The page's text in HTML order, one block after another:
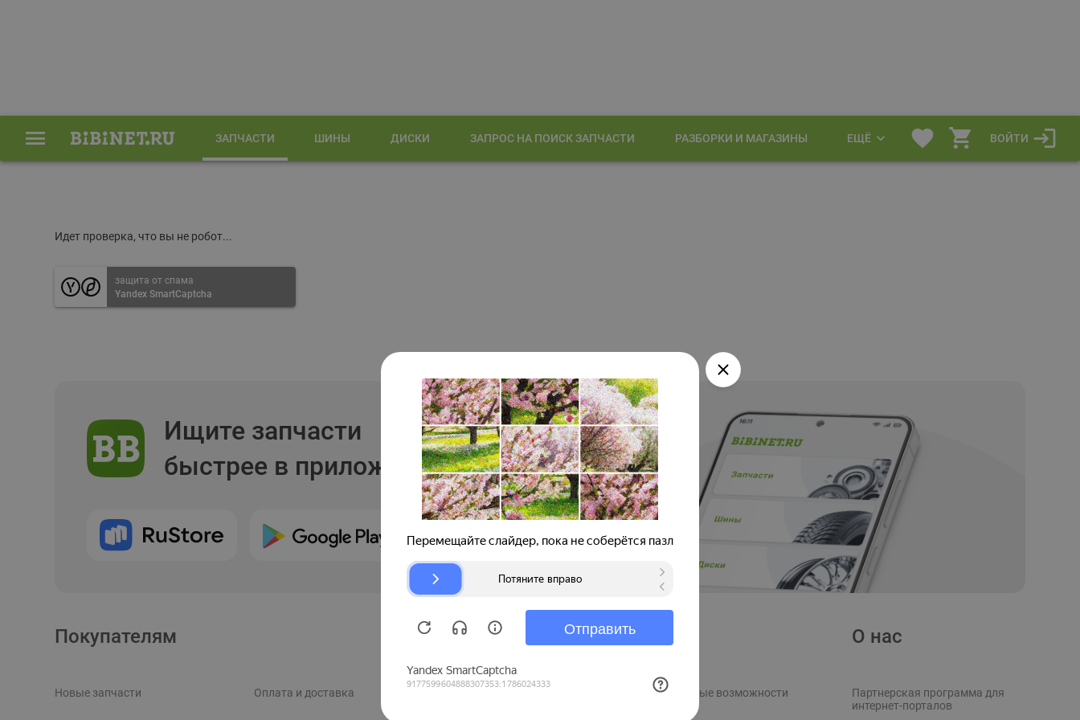
ЗАПЧАСТИ ШИНЫ ДИСКИ ЗАПРОС НА ПОИСК ЗАПЧАСТИ РАЗБОРКИ И МАГАЗИНЫ ЕЩЁ ВОЙТИ
Идет проверка, что вы не робот...
защита от спама
Yandex SmartCaptcha
Ищите запчасти
быстрее в приложении
Покупателям
Новые запчасти Оплата и доставка
Продавцам
Рекламные возможности
О нас
Партнерская программа для
интернет-порталов